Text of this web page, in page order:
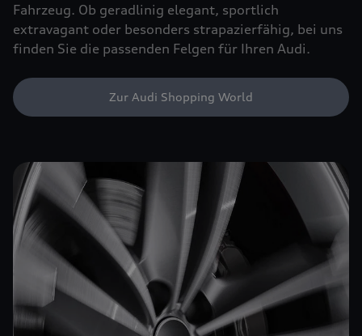
Fahrzeug. Ob geradlinig elegant, sportlich
extravagant oder besonders strapazierfähig, bei uns
finden Sie die passenden Felgen für Ihren Audi.
Zur Audi Shopping World